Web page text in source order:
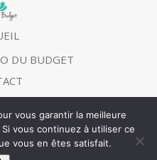
DU BUDGET
| Tous droits réservés
vous garantir la meilleure
vous continuez à utiliser ce
vous en êtes satisfait.